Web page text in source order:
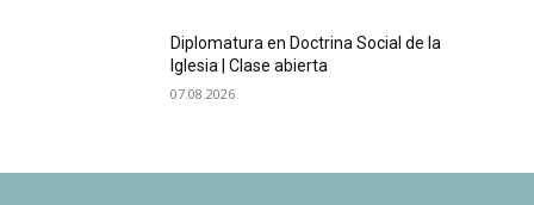
Diplomatura en Doctrina Social de la
Iglesia | Clase abierta
07.08.2026